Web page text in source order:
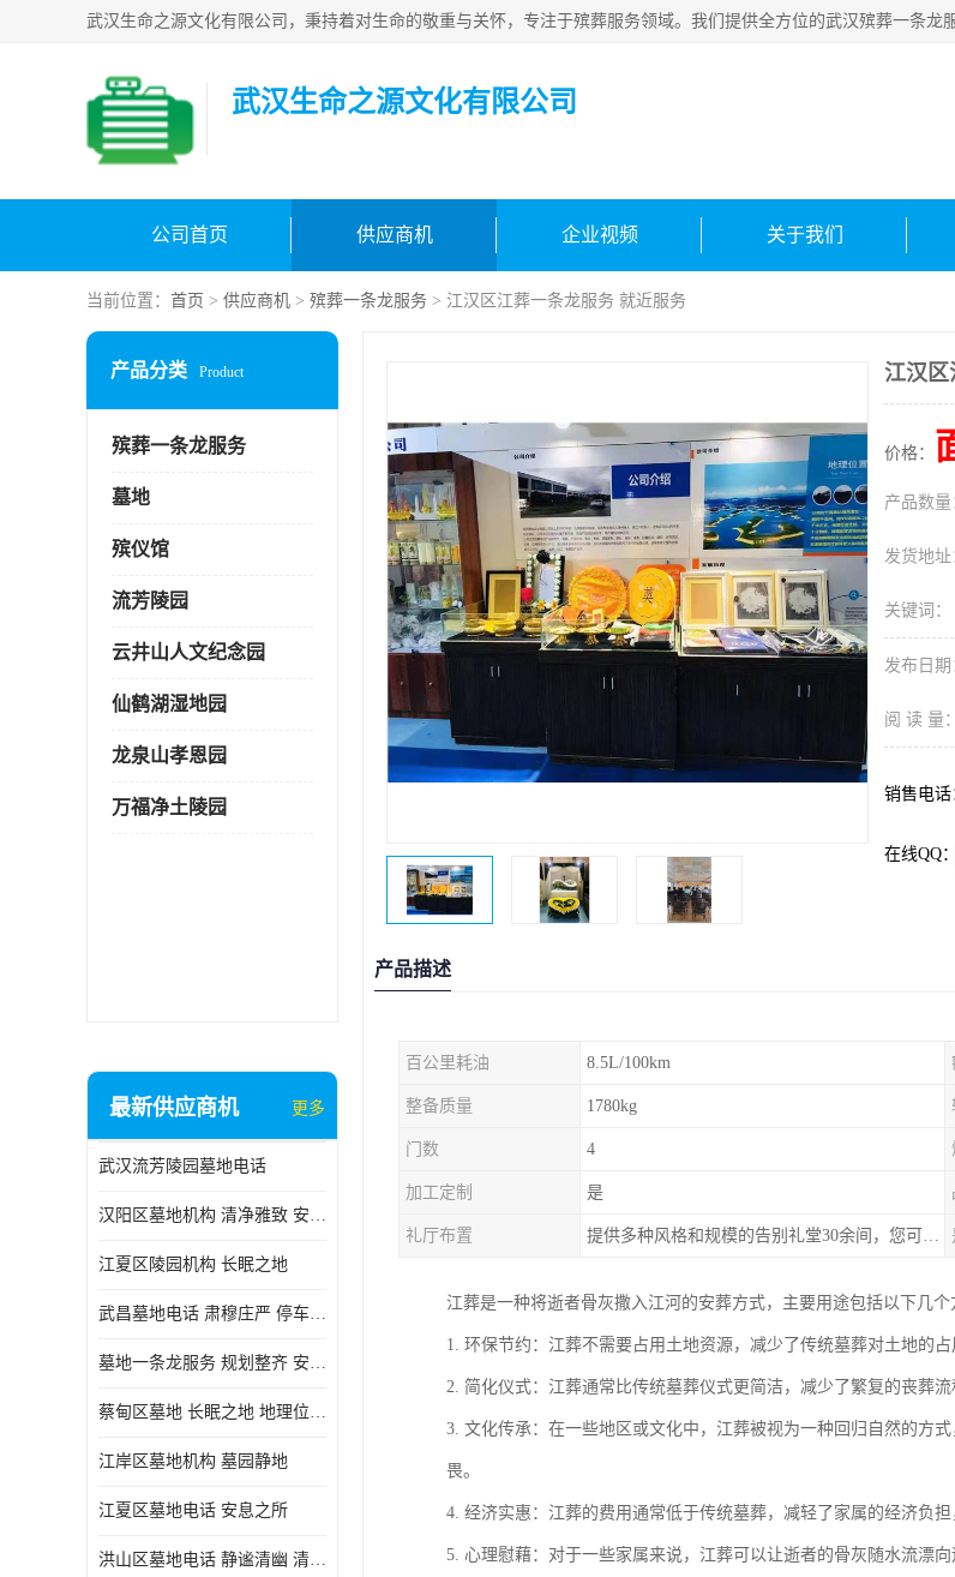
武汉生命之源文化有限公司
公司首页 供应商机 企业视频 关于我们
当前位置： 首页 > 供应商机 > 殡葬一条龙服务 > 江汉区江葬一条龙服务 就近服务
产品分类 Product
殡葬一条龙服务
墓地
殡仪馆
流芳陵园
云井山人文纪念园
仙鹤湖湿地园
龙泉山孝恩园
万福净土陵园
最新供应商机 更多
武汉流芳陵园墓地电话
汉阳区墓地机构 清净雅致 安息之所
江夏区陵园机构 长眠之地
武昌墓地电话 肃穆庄严 停车方便
墓地一条龙服务 规划整齐 安息之所
蔡甸区墓地 长眠之地 地理位置好
江岸区墓地机构 墓园静地
江夏区墓地电话 安息之所
洪山区墓地电话 静谧清幽 清净雅致
江汉区
价格：
产品数量
发货地址
关键词：
发布日期
阅 读 量：
销售电话
在线QQ：
产品描述
百公里耗油 8.5L/100km
整备质量 1780kg
门数 4
加工定制 是
礼厅布置 提供多种风格和规模的告别礼堂30余间，您可以根据需求选择。
江葬是一种将逝者骨灰撒入江河的安葬方式，主要用途包括以下几个
1. 环保节约：江葬不需要占用土地资源，减少了传统墓葬对土地的
2. 简化仪式：江葬通常比传统墓葬仪式更简洁，减少了繁复的丧葬流
3. 文化传承：在一些地区或文化中，江葬被视为一种回归自然的方
畏。
4. 经济实惠：江葬的费用通常低于传统墓葬，减轻了家属的经济负担
5. 心理慰藉：对于一些家属来说，江葬可以让逝者的骨灰随水流漂